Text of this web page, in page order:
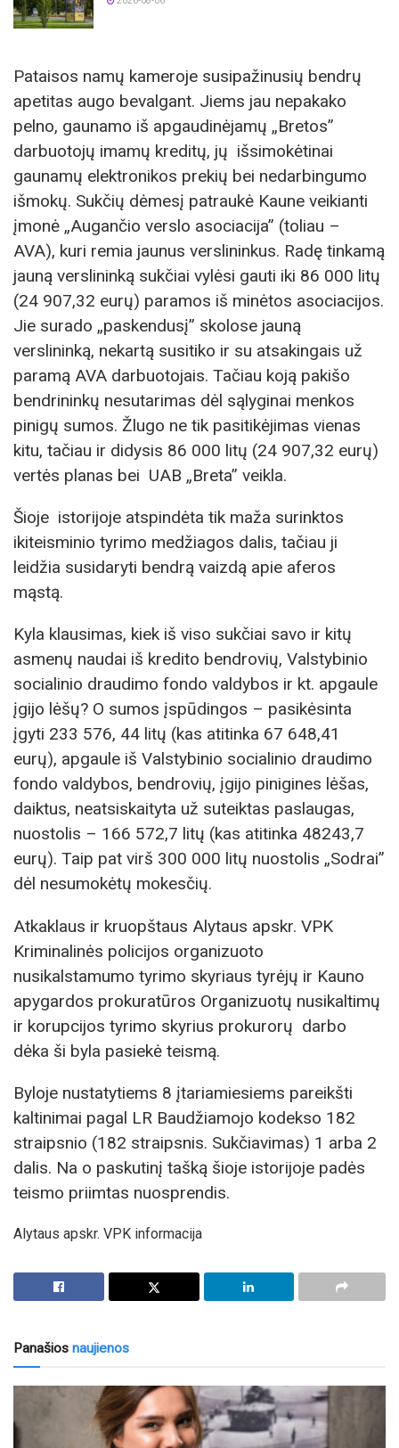
Pataisos namų kameroje susipažinusių bendrų
apetitas augo bevalgant. Jiems jau nepakako
pelno, gaunamo iš apgaudinėjamų „Bretos”
darbuotojų imamų kreditų, jų išsimokėtinai
gaunamų elektronikos prekių bei nedarbingumo
išmokų. Sukčių dėmesį patraukė Kaune veikianti
įmonė „Augančio verslo asociacija” (toliau –
AVA), kuri remia jaunus verslininkus. Radę tinkamą
jauną verslininką sukčiai vylėsi gauti iki 86 000 litų
(24 907,32 eurų) paramos iš minėtos asociacijos.
Jie surado „paskendusį” skolose jauną
verslininką, nekartą susitiko ir su atsakingais už
paramą AVA darbuotojais. Tačiau koją pakišo
bendrininkų nesutarimas dėl sąlyginai menkos
pinigų sumos. Žlugo ne tik pasitikėjimas vienas
kitu, tačiau ir didysis 86 000 litų (24 907,32 eurų)
vertės planas bei UAB „Breta” veikla.
Šioje istorijoje atspindėta tik maža surinktos
ikiteisminio tyrimo medžiagos dalis, tačiau ji
leidžia susidaryti bendrą vaizdą apie aferos
mąstą.
Kyla klausimas, kiek iš viso sukčiai savo ir kitų
asmenų naudai iš kredito bendrovių, Valstybinio
socialinio draudimo fondo valdybos ir kt. apgaule
įgijo lėšų? O sumos įspūdingos – pasikėsinta
įgyti 233 576, 44 litų (kas atitinka 67 648,41
eurų), apgaule iš Valstybinio socialinio draudimo
fondo valdybos, bendrovių, įgijo pinigines lėšas,
daiktus, neatsiskaityta už suteiktas paslaugas,
nuostolis – 166 572,7 litų (kas atitinka 48243,7
eurų). Taip pat virš 300 000 litų nuostolis „Sodrai”
dėl nesumokėtų mokesčių.
Atkaklaus ir kruopštaus Alytaus apskr. VPK
Kriminalinės policijos organizuoto
nusikalstamumo tyrimo skyriaus tyrėjų ir Kauno
apygardos prokuratūros Organizuotų nusikaltimų
ir korupcijos tyrimo skyrius prokurorų darbo
dėka ši byla pasiekė teismą.
Byloje nustatytiems 8 įtariamiesiems pareikšti
kaltinimai pagal LR Baudžiamojo kodekso 182
straipsnio (182 straipsnis. Sukčiavimas) 1 arba 2
dalis. Na o paskutinį tašką šioje istorijoje padės
teismo priimtas nuosprendis.
Alytaus apskr. VPK informacija
Panašios naujienos